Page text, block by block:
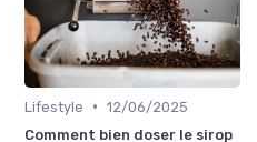
Lifestyle • 12/06/2025
Comment bien doser le sirop